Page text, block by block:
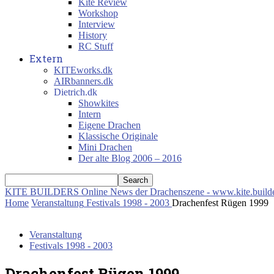
Kite Review
Workshop
Interview
History
RC Stuff
Extern
KITEworks.dk
AIRbanners.dk
Dietrich.dk
Showkites
Intern
Eigene Drachen
Klassische Originale
Mini Drachen
Der alte Blog 2006 – 2016
KITE BUILDERS Online News der Drachenszene -
Home Veranstaltung Festivals 1998 - 2003 Drachenfest Rügen 1999
Veranstaltung
Festivals 1998 - 2003